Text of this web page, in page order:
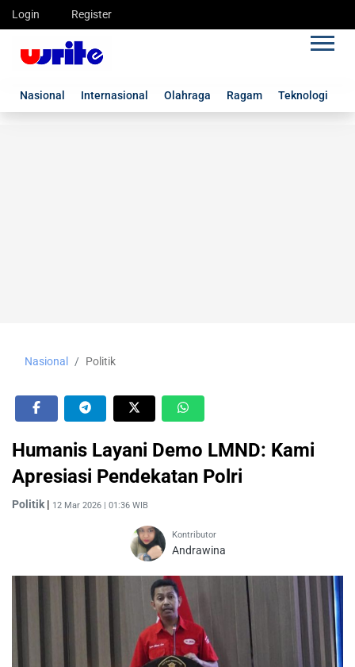
Login Register
Nasional Internasional Olahraga Ragam Teknologi
Nasional Politik
Humanis Layani Demo LMND: Kami
Apresiasi Pendekatan Polri
Politik | 12 Mar 2026 | 01:36 WIB
Kontributor
Andrawina